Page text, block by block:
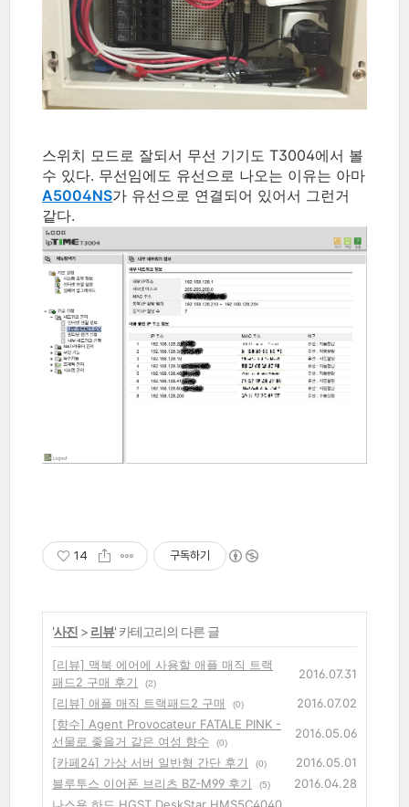
스위치 모드로 잘되서 무선 기기도 T3004에서 볼
수 있다. 무선임에도 유선으로 나오는 이유는 아마
A5004NS가 유선으로 연결되어 있어서 그런거
같다.
14 구독하기
'사진 > 리뷰' 카테고리의 다른 글
[리뷰] 맥북 에어에 사용할 애플 매직 트랙
패드2 구매 후기
(2)
2016.07.31
[리뷰] 애플 매직 트랙패드2 구매
(0)
2016.07.02
[향수] Agent Provocateur FATALE PINK -
선물로 좋을거 같은 여성 향수
(0)
2016.05.06
[카페24] 가상 서버 일반형 간단 후기
(0)
2016.05.01
블루투스 이어폰 브리츠 BZ-M99 후기
(5)
2016.04.28